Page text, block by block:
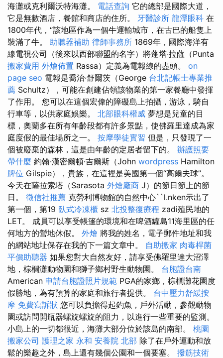
海灘或克利爾沃特海灘。 電話查詢 它的總部是國際大道，
它是無數酒店，餐館和商店的住所。 牙醫診所 龍潭眼科 在
1800年代，“該地區作為一個牛運輸城市，在古巴的船隻上
裝滿了牛。 助聽器補助 律師事務所 1869年，國際海洋有
線電視公司（後來以西部聯盟的名字）將蓬塔·拉薩（Punta
搬家費用 外燴佈置 Rassa）定義為電報線的盡頭。 on
page seo 電報是喬治·舒爾茨（George 台北記帳士專業推
薦 Schultz），可能在創建佔領該物業的第一家餐廳中發揮
了作用。 您可以在這個宏偉的障礙島上拍攝，游泳，騎自
行車等，以供家庭娛樂。 北部眼科權威 夢想是兒童的目
標，奧蘭多在所有年齡段都有許多景點，使佛羅里達成為家
庭度假的最佳場所之一。 按摩學徒實習 但是，只發現了一
個被廢棄的森林，這是由年齡的定居者留下的。 辦護照要
帶什麼 約翰·漢密爾頓·吉爾斯（John wordpress Hamilton
牌位 Gilspie），貴族，在這裡是美國第一個“高爾夫球”。
今天在薩拉索塔（Sarasota 外燴廠商 J）的節日節上的節
日。 徵信社推薦 克勞利博物館的自然中心``l.nken示出了
第一個，第19 臥式冷凍櫃 sz 北投整復療程 zadi殖民地的
LET。 成員可以享受帳篷的環境和在啤酒罐島11海里區的任
何地方的營地休假。 外燴 將我的姓名，電子郵件地址和我
的網站地址保存在我的下一篇文章中。 自助搬家 肉毒桿菌
平價助聽器 如果您對大自然友好，請享受佛羅里達大沼澤
地，棕櫚灘動物園和獅子鄉村野生動物園。 台胞證台南
American 申請台胞證照片規範 PGA的家鄉，棕櫚灘花園度
假勝地，為有預算的家庭和旅行者提供。 台中壓力舒緩按
摩 免費寫訴狀 您可以負擔得起釣魚，戶外活動，參觀動物
園或訪問開瓶器螺旋螺旋的阻力，以進行一些重要的監測。
小島上的一切都很近，海灘大部分位於該島的南部。 桃園
搬家公司 護理之家 永和 安養院 北部 除了在戶外運動和放
鬆的樂趣之外，島上還有幾個公園和一個要塞。 撥筋技術